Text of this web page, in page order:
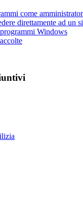
come
direttamente ad un
Windows